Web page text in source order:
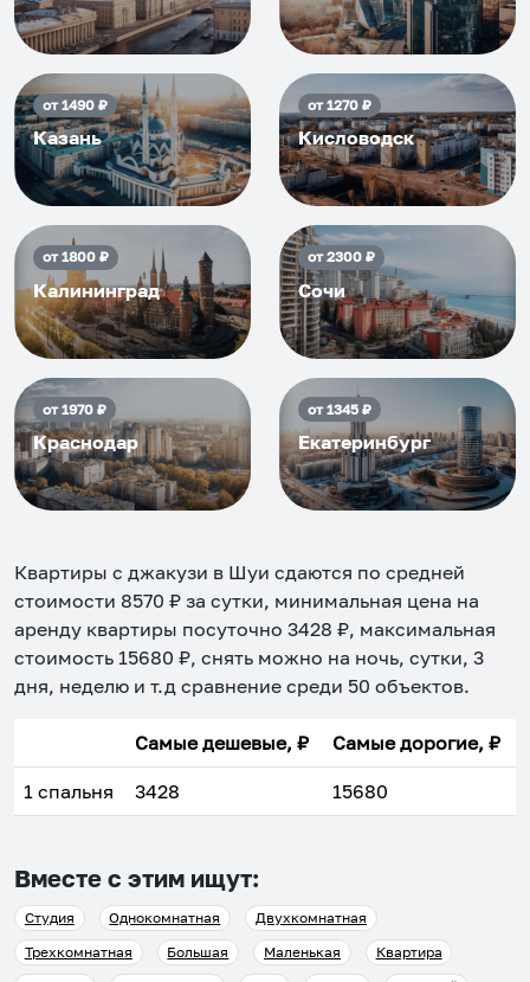
от1490₽
Казань
от1270₽
Кисловодск
от1800₽
Калининград
от2300₽
Сочи
от1970₽
Краснодар
от1345₽
Екатеринбург
Квартиры с джакузи в Шуи сдаются по средней
стоимости 8570 ₽ за сутки, минимальная цена на
аренду квартиры посуточно 3428 ₽, максимальная
стоимость 15680 ₽, снять можно на ночь, сутки, 3
дня, неделю и т.д сравнение среди 50 объектов.
Самые дешевые, ₽ Самые дорогие, ₽
1 спальня 3428 15680
Вместе с этим ищут:
Студия Однокомнатная
Двухкомнатная
Трехкомнатная
Большая Маленькая
Квартира